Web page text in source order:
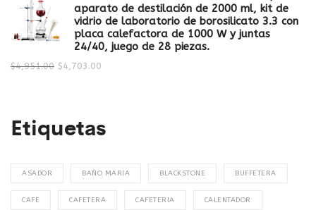
aparato de destilación de 2000 ml, kit de
vidrio de laboratorio de borosilicato 3.3 con
placa calefactora de 1000 W y juntas
24/40, juego de 28 piezas.
$4,951.00 $4,703.00
Etiquetas
ASADOR BAÑO MARIA BLACKSTONE BUFFETERA
CAFE CAFETERA CAFETERIA CALENTADOR